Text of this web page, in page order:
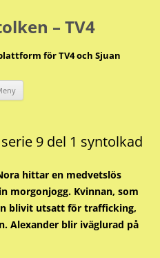
– TV4
för TV4 och Sjuan
9 del 1 syntolkad
hittar en medvetslös
morgonjogg. Kvinnan, som
blivit utsatt för trafficking,
Alexander blir iväglurad på